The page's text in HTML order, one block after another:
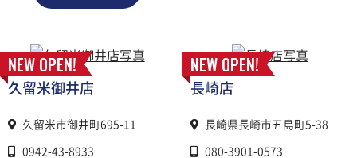
NEW OPEN!
久留米御井店
久留米市御井町695-11
0942-43-8933
NEW OPEN!
長崎店
長崎県長崎市五島町5-38
080-3901-0573